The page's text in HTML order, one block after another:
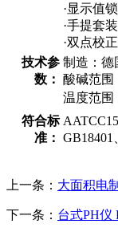
·显示值
·手提套
·双点校
技术参
数：
制造：德
酸碱范围
温度范围
符合标
准：
上一条： 大面积电
下一条： 台式PH仪